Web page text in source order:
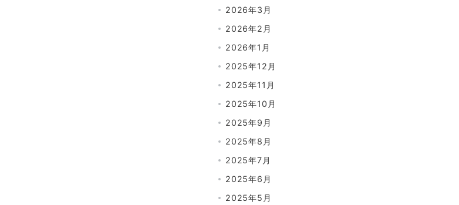
2026年3月
2026年2月
2026年1月
2025年12月
2025年11月
2025年10月
2025年9月
2025年8月
2025年7月
2025年6月
2025年5月